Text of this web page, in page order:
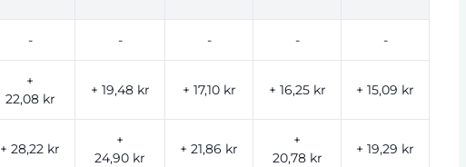
- - - - -
+
22,08 kr
+ 19,48 kr + 17,10 kr + 16,25 kr + 15,09 kr
+ 28,22 kr
+
24,90 kr
+ 21,86 kr
+
20,78 kr
+ 19,29 kr